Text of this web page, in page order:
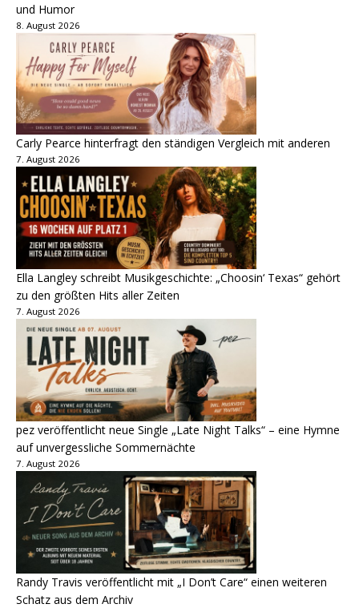
und Humor
8. August 2026
Carly Pearce hinterfragt den ständigen Vergleich mit anderen
7. August 2026
Ella Langley schreibt Musikgeschichte: „Choosin‘ Texas“ gehört
zu den größten Hits aller Zeiten
7. August 2026
pez veröffentlicht neue Single „Late Night Talks“ – eine Hymne
auf unvergessliche Sommernächte
7. August 2026
Randy Travis veröffentlicht mit „I Don’t Care“ einen weiteren
Schatz aus dem Archiv